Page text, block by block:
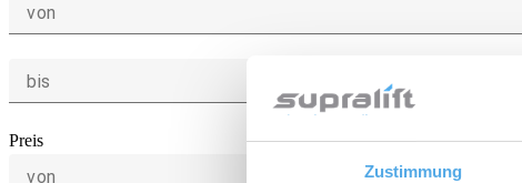
Zustimmung
von
bis
Preis
von